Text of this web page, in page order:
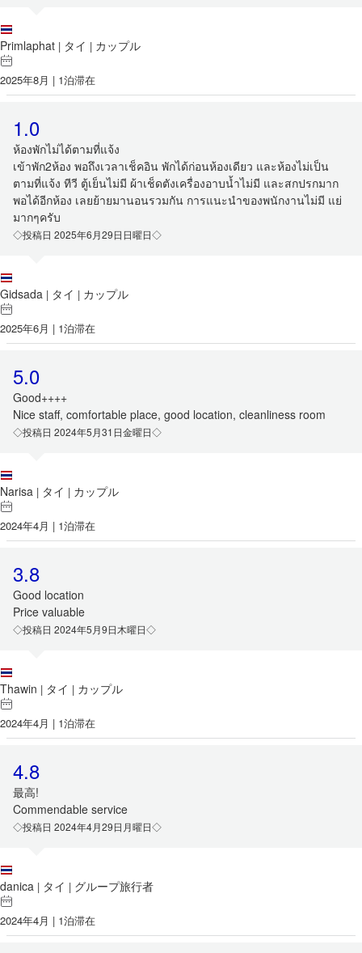
Primlaphat | タイ | カップル
2025年8月 | 1泊滞在
1.0
ห้องพักไม่ได้ตามที่แจ้ง
เข้าพัก2ห้อง พอถึงเวลาเช็คอิน พักได้ก่อนห้องเดียว และห้องไม่เป็น
ตามที่แจ้ง ทีวี ตู้เย็นไม่มี ผ้าเช็ดตังเครื่องอาบน้ำไม่มี และสกปรกมาก
พอได้อีกห้อง เลยย้ายมานอนรวมกัน การแนะนำของพนักงานไม่มี แย่
มากๆครับ
◇投稿日 2025年6月29日日曜日◇
Gidsada | タイ | カップル
2025年6月 | 1泊滞在
5.0
Good++++
Nice staff, comfortable place, good location, cleanliness room
◇投稿日 2024年5月31日金曜日◇
Narisa | タイ | カップル
2024年4月 | 1泊滞在
3.8
Good location
Price valuable
◇投稿日 2024年5月9日木曜日◇
Thawin | タイ | カップル
2024年4月 | 1泊滞在
4.8
最高!
Commendable service
◇投稿日 2024年4月29日月曜日◇
danica | タイ | グループ旅行者
2024年4月 | 1泊滞在